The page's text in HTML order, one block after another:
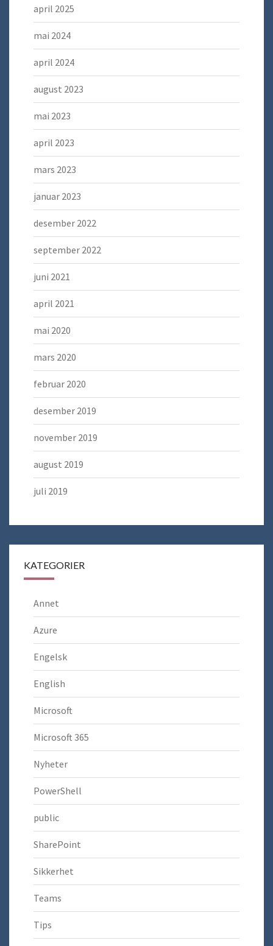
april 2025
mai 2024
april 2024
august 2023
mai 2023
april 2023
mars 2023
januar 2023
desember 2022
september 2022
juni 2021
april 2021
mai 2020
mars 2020
februar 2020
desember 2019
november 2019
august 2019
juli 2019
KATEGORIER
Annet
Azure
Engelsk
English
Microsoft
Microsoft 365
Nyheter
PowerShell
public
SharePoint
Sikkerhet
Teams
Tips